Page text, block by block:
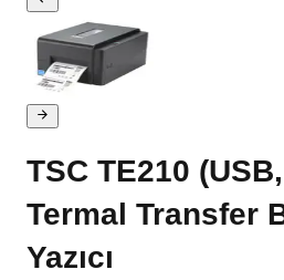
TSC TE210
Termal Transfer
Yazıcı